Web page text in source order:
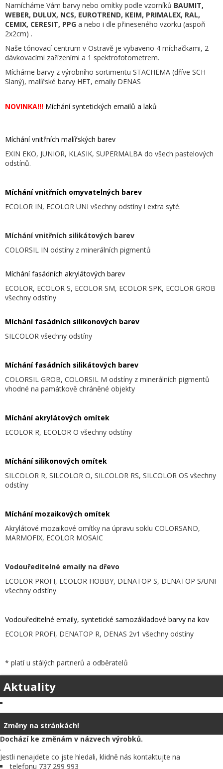
Namícháme Vám barvy nebo omítky podle vzorníků BAUMIT,
WEBER, DULUX, NCS, EUROTREND, KEIM, PRIMALEX, RAL,
CEMIX, CERESIT, PPG a nebo i dle přineseného vzorku (aspoň
2x2cm) .
Naše tónovací centrum v Ostravě je vybaveno 4 míchačkami, 2
dávkovacími zařízeními a 1 spektrofotometrem.
Mícháme barvy z výrobního sortimentu STACHEMA (dříve SCH
Slaný), malířské barvy HET, emaily DENAS
NOVINKA!!! Míchání syntetických emailů a laků
Míchání vnitřních malířských barev
EXIN EKO, JUNIOR, KLASIK, SUPERMALBA do všech pastelových
odstínů.
Míchání vnitřních omyvatelných barev
ECOLOR IN, ECOLOR UNI všechny odstíny i extra syté.
Míchání vnitřních silikátových barev
COLORSIL IN odstíny z minerálních pigmentů
Míchání fasádních akrylátových barev
ECOLOR, ECOLOR S, ECOLOR SM, ECOLOR SPK, ECOLOR GROB
všechny odstíny
Míchání fasádních silikonových barev
SILCOLOR všechny odstíny
Míchání fasádních silikátových barev
COLORSIL GROB, COLORSIL M odstíny z minerálních pigmentů
vhodné na památkově chráněné objekty
Míchání akrylátových omítek
ECOLOR R, ECOLOR O všechny odstíny
Míchání silikonových omítek
SILCOLOR R, SILCOLOR O, SILCOLOR RS, SILCOLOR OS všechny
odstíny
Míchání mozaikových omítek
Akrylátové mozaikové omítky na úpravu soklu COLORSAND,
MARMOFIX, ECOLOR MOSAIC
Vodouředitelné emaily na dřevo
ECOLOR PROFI, ECOLOR HOBBY, DENATOP S, DENATOP S/UNI
všechny odstíny
Vodouředitelné emaily, syntetické samozákladové barvy na kov
ECOLOR PROFI, DENATOP R, DENAS 2v1 všechny odstíny
* platí u stálých partnerů a odběratelů
Aktuality
Změny na stránkách!
Dochází ke změnám v názvech výrobků.
.
Jestli nenajdete co jste hledali, klidně nás kontaktujte na
telefonu 737 299 993